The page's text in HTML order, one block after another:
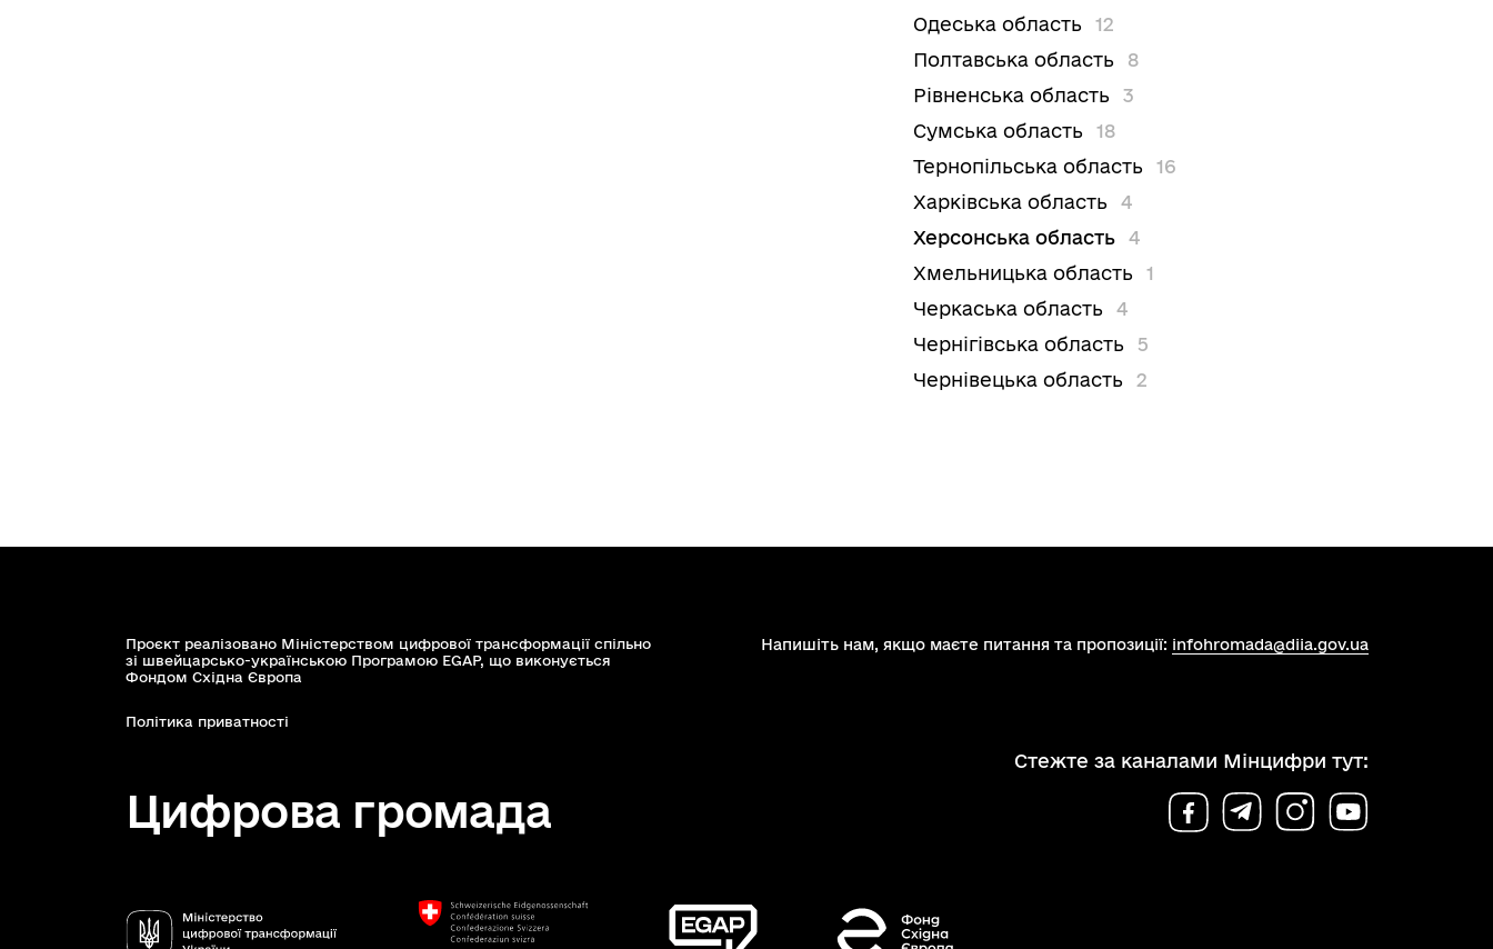
Одеська область
12
Полтавська область
8
Рівненська область
3
Сумська область
18
Тернопільська область
16
Харківська область
4
Херсонська область
4
Хмельницька область
1
Черкаська область
4
Чернігівська область
5
Чернівецька область
2
Проєкт реалізовано Міністерством цифрової трансформації спільно
зі швейцарсько-українською Програмою EGAP, що виконується
Фондом Східна Європа
Політика приватності
Цифрова громада
Напишіть нам, якщо маєте питання та пропозиції: infohromada@diia.gov.ua
Стежте за каналами Мінцифри тут: